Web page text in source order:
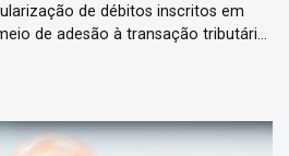
de débitos inscritos em
de adesão à transação tributária.
Oficial da União de 1º de junho
8h de 1º de junho de 2026 […]